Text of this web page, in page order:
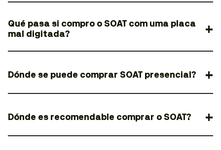
Qué pasa si compro o SOAT com uma placa
mal digitada?
Dónde se puede comprar SOAT presencial?
Dónde es recomendable comprar o SOAT?